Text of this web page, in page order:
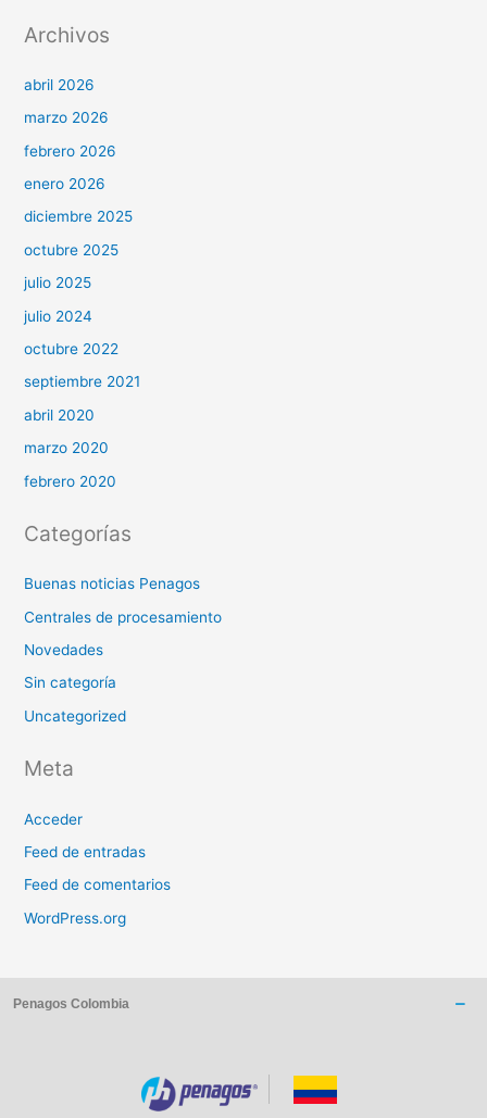
Archivos
abril 2026
marzo 2026
febrero 2026
enero 2026
diciembre 2025
octubre 2025
julio 2025
julio 2024
octubre 2022
septiembre 2021
abril 2020
marzo 2020
febrero 2020
Categorías
Buenas noticias Penagos
Centrales de procesamiento
Novedades
Sin categoría
Uncategorized
Meta
Acceder
Feed de entradas
Feed de comentarios
WordPress.org
Penagos Colombia